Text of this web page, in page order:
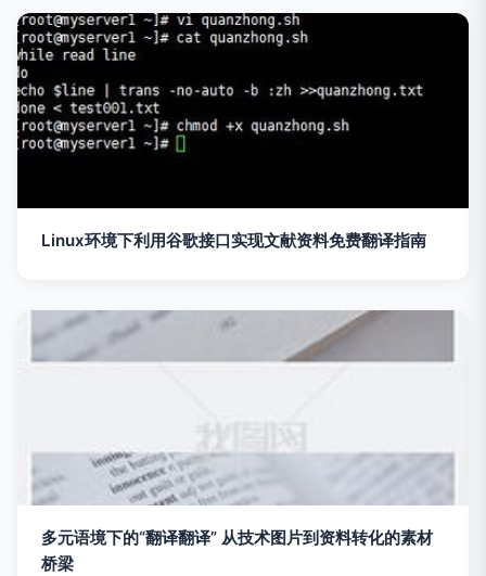
Linux环境下利用谷歌接口实现文献资料免费翻译指南
多元语境下的“翻译翻译” 从技术图片到资料转化的素材
桥梁